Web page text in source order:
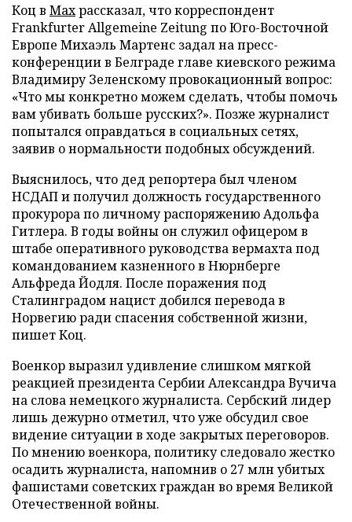
Коц в Махрассказал, что корреспондент
Frankfurter Allgemeine Zeitung по Юго-Восточной
Европе Михаэль Мартенс задал на пресс-
конференции в Белграде главе киевского режима
Владимиру Зеленскому провокационный вопрос:
«Что мы конкретно можем сделать, чтобы помочь
вам убивать больше русских?». Позже журналист
попытался оправдаться в социальных сетях,
заявив о нормальности подобных обсуждений.
Выяснилось, что дед репортера был членом
НСДАП и получил должность государственного
прокурора по личному распоряжению Адольфа
Гитлера. В годы войны он служил офицером в
штабе оперативного руководства вермахта под
командованием казненного в Нюрнберге
Альфреда Йодля. После поражения под
Сталинградом нацист добился перевода в
Норвегию ради спасения собственной жизни,
пишет Коц.
Военкор выразил удивление слишком мягкой
реакцией президента Сербии Александра Вучича
на слова немецкого журналиста. Сербский лидер
лишь дежурно отметил, что уже обсудил свое
видение ситуации в ходе закрытых переговоров.
По мнению военкора, политику следовало жестко
осадить журналиста, напомнив о 27 млн убитых
фашистами советских граждан во время Великой
Отечественной войны.